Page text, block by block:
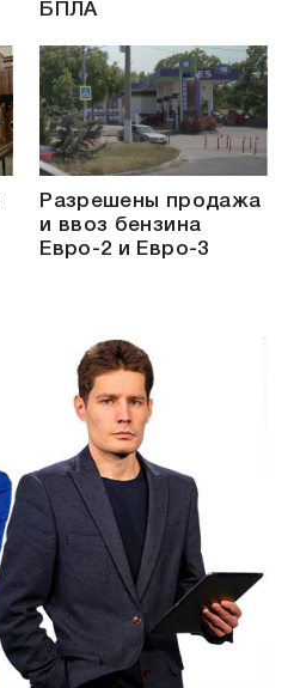
БПЛА
Разрешены продажа
и ввоз бензина
Евро-2 и Евро-3